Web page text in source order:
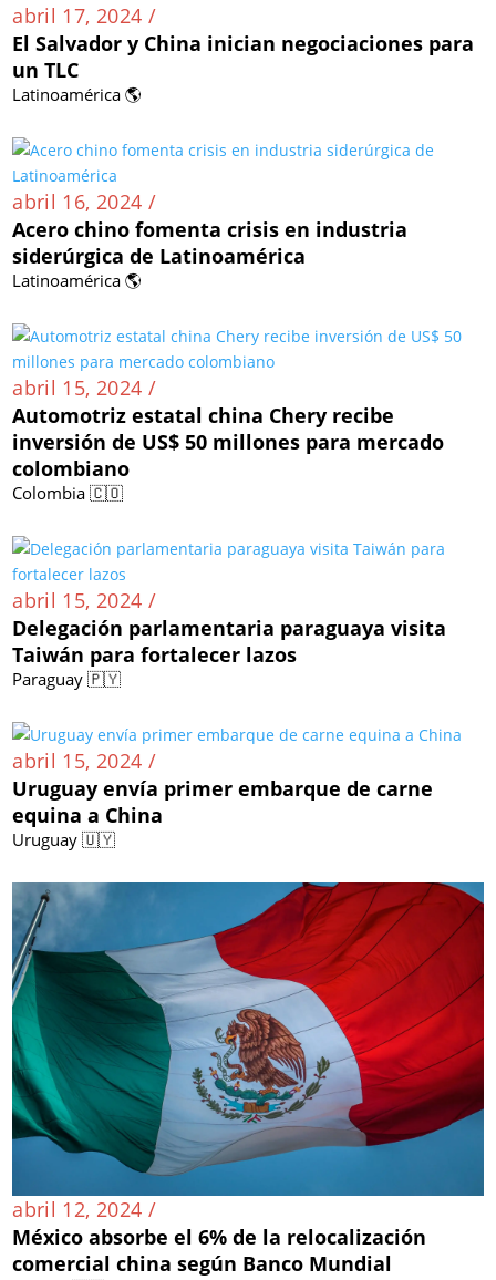
abril 17, 2024 /
El Salvador y China inician negociaciones para
un TLC
Latinoamérica 🌎
abril 16, 2024 /
Acero chino fomenta crisis en industria
siderúrgica de Latinoamérica
Latinoamérica 🌎
abril 15, 2024 /
Automotriz estatal china Chery recibe
inversión de US$ 50 millones para mercado
colombiano
Colombia 🇨🇴
abril 15, 2024 /
Delegación parlamentaria paraguaya visita
Taiwán para fortalecer lazos
Paraguay 🇵🇾
abril 15, 2024 /
Uruguay envía primer embarque de carne
equina a China
Uruguay 🇺🇾
abril 12, 2024 /
México absorbe el 6% de la relocalización
comercial china según Banco Mundial